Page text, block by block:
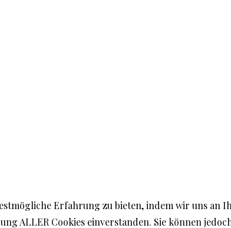
Erfahrung zu bieten, indem wir uns an
ALLER Cookies einverstanden. Sie können